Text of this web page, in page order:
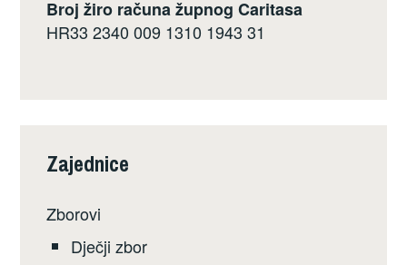
Broj žiro računa župnog Caritasa
HR33 2340 009 1310 1943 31
Zajednice
Zborovi
Dječji zbor